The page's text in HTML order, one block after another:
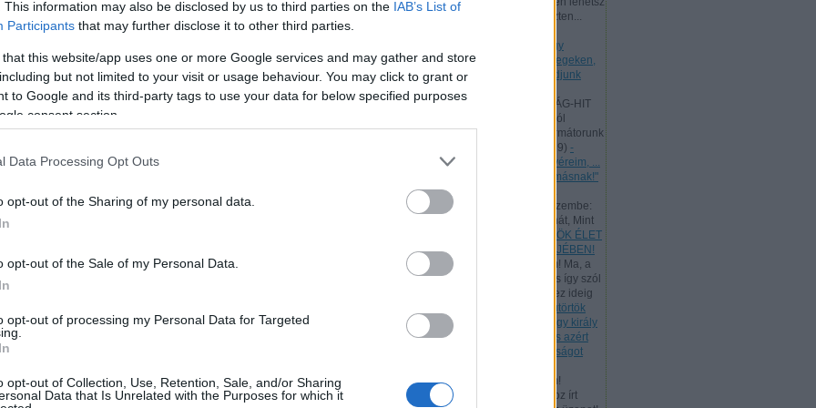
This information may also be disclosed by us to third parties on the IAB’s List of
Participants that may further disclose it to other third parties.
that this website/app uses one or more Google services and may gather and store
but not limited to your visit or usage behaviour. You may click to grant or
to Google and its third-party tags to use your data for below specified purposes
consent section.
Data Processing Opt Outs
opt-out of the Sharing of my personal data.
opt-out of the Sale of my Personal Data.
opt-out of processing my Personal Data for Targeted
opt-out of Collection, Use, Retention, Sale, and/or Sharing
Data that Is Unrelated with the Purposes for which it
az ő tanítványa, mert a kereszten...
[2025.09.01.] "Mivel tehát nagy
főpapunk van, aki áthatolt az egeken,
Jézus, az Isten Fia, ragaszkodjunk
Andreas:A SZENTHÁROMSÁG-HIT
LÉNYEGE A Szentháromságról
Athanasius hitvallása és reformátorunk
2025.06.19. 19:19) -
Vasárnap [2025.06.15.] "Testvéreim, ...
szeretetben szolgáljatok egymásnak!"
Andreas:
énekének ez a verse jutott eszembe:
"Úgy tégy és csak úgy taníts hát, Mint
ÖRÖK ÉLET
BESZÉDE - PÜNKÖSD BÖJTJÉBEN!
Andreas:
Kedves Látogatóim! Ma, a
munka ünnepén, az ÚR Jézus így szól
hozzánk: "Az én Atyám mind ez ideig
- Csütörtök
[2025.05.01.] "Te mondod, hogy király
vagyok. Én azért születtem, és azért
jöttem a világba, hogy bizonyságot
Andreas:
Kedves Látogatóim!
Tanulmányozzuk a rómaiakhoz írt
örökké! #garainyh* SZERESD AZ URAT A TE
azért az Urat, a te Istenedet
lelkedből és teljes erődből!"
&#0;&#0;&#0;&#0;&#0;&#0;&#0;&#0;&#0; * MINDEN NAPRA: 1
MONDATBAN IS; 2 KIÍRT ÚTMUTATÓ IGE; 3*Protestáns-